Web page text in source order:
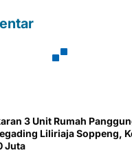
3 Unit Rumah
Liliriaja Soppeng,
Juta